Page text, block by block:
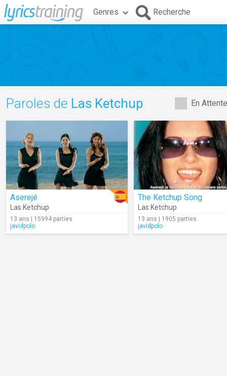
Genres Recherche
En
Paroles de Las Ketchup
Aserejé
Las Ketchup
13 ans | 15994 parties
javidpolo
The Ketchup Song
Las Ketchup
13 ans | 1905 parties
javidpolo